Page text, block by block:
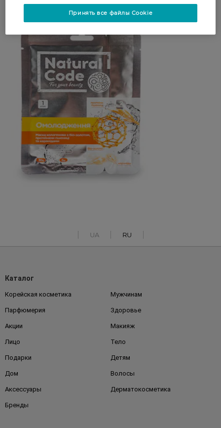
UA RU
Каталог
Корейская косметика Мужчинам
Парфюмерия Здоровье
Акции Макияж
Лицо Тело
Подарки Детям
Дом Волосы
Аксессуары Дерматокосметика
Бренды
Принять все файлы Cookie